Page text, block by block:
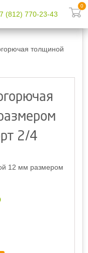
(812) 770-23-43
0
толщиной 12
2/4